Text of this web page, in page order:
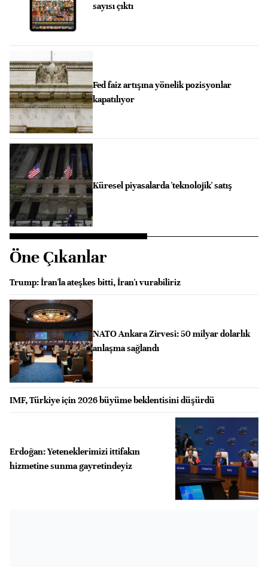
sayısı çıktı
Fed faiz artışına yönelik pozisyonlar
kapatılıyor
Küresel piyasalarda 'teknolojik' satış
Öne Çıkanlar
Trump: İran'la ateşkes bitti, İran'ı vurabiliriz
NATO Ankara Zirvesi: 50 milyar dolarlık
anlaşma sağlandı
IMF, Türkiye için 2026 büyüme beklentisini düşürdü
Erdoğan: Yeteneklerimizi ittifakın
hizmetine sunma gayretindeyiz